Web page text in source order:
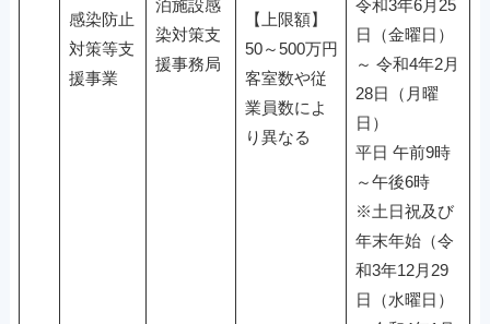
感染防止
対策等支
援事業
泊施設感
染対策支
援事務局
【上限額】
50～500万円
客室数や従
業員数によ
り異なる
令和3年6月25
日（金曜日）
～ 令和4年2月
28日（月曜
日）
平日 午前9時
～午後6時
※土日祝及び
年末年始（令
和3年12月29
日（水曜日）